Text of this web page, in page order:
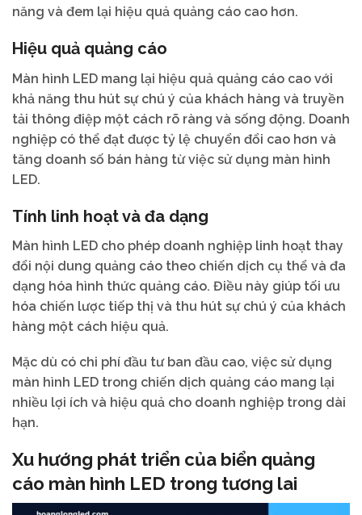
năng và đem lại hiệu quả quảng cáo cao hơn.
Hiệu quả quảng cáo
Màn hình LED mang lại hiệu quả quảng cáo cao với
khả năng thu hút sự chú ý của khách hàng và truyền
tải thông điệp một cách rõ ràng và sống động. Doanh
nghiệp có thể đạt được tỷ lệ chuyển đổi cao hơn và
tăng doanh số bán hàng từ việc sử dụng màn hình
LED.
Tính linh hoạt và đa dạng
Màn hình LED cho phép doanh nghiệp linh hoạt thay
đổi nội dung quảng cáo theo chiến dịch cụ thể và đa
dạng hóa hình thức quảng cáo. Điều này giúp tối ưu
hóa chiến lược tiếp thị và thu hút sự chú ý của khách
hàng một cách hiệu quả.
Mặc dù có chi phí đầu tư ban đầu cao, việc sử dụng
màn hình LED trong chiến dịch quảng cáo mang lại
nhiều lợi ích và hiệu quả cho doanh nghiệp trong dài
hạn.
Xu hướng phát triển của biển quảng
cáo màn hình LED trong tương lai